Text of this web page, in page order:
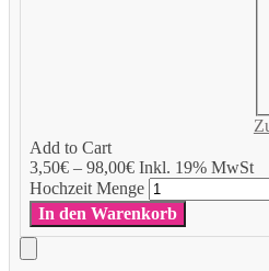
Add to Cart
3,50€– 98,00€Inkl. 19% MwSt
Hochzeit Menge
In den Warenkorb